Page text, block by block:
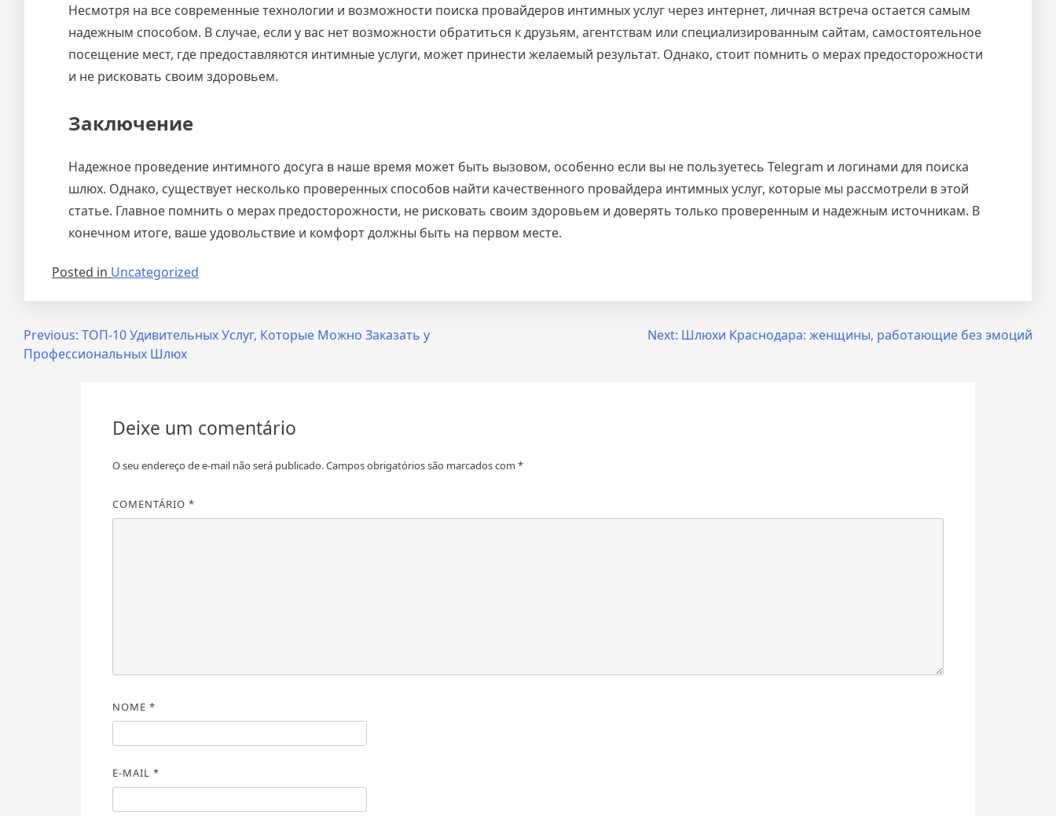
Несмотря на все современные технологии и возможности поиска провайдеров интимных услуг через интернет, личная встреча остается самым
надежным способом. В случае, если у вас нет возможности обратиться к друзьям, агентствам или специализированным сайтам, самостоятельное
посещение мест, где предоставляются интимные услуги, может принести желаемый результат. Однако, стоит помнить о мерах предосторожности
и не рисковать своим здоровьем.
Заключение
Надежное проведение интимного досуга в наше время может быть вызовом, особенно если вы не пользуетесь Telegram и логинами для поиска
шлюх. Однако, существует несколько проверенных способов найти качественного провайдера интимных услуг, которые мы рассмотрели в этой
статье. Главное помнить о мерах предосторожности, не рисковать своим здоровьем и доверять только проверенным и надежным источникам. В
конечном итоге, ваше удовольствие и комфорт должны быть на первом месте.
Posted in Uncategorized
Navegação
Previous: ТОП-10 Удивительных Услуг, Которые Можно Заказать у
Профессиональных Шлюх
Next: Шлюхи Краснодара: женщины, работающие без эмоций
Deixe um comentário
O seu endereço de e-mail não será publicado.Campos obrigatórios são marcados com*
COMENTÁRIO*
NOME*
E-MAIL*